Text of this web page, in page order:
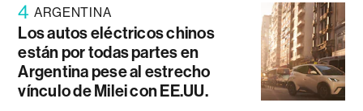
4 ARGENTINA
Los autos eléctricos chinos
están por todas partes en
Argentina pese al estrecho
vínculo de Milei con EE.UU.